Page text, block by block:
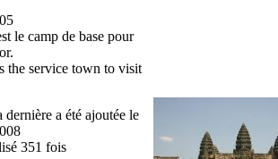
le camp de base pour
the service town to visit
dernière a été ajoutée le
351 fois